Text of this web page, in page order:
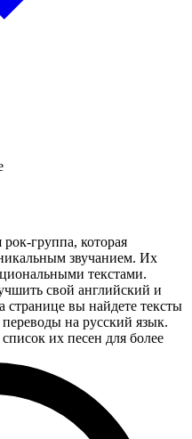
группа, которая
звучанием. Их
текстами.
свой английский и
вы найдете тексты
на русский язык.
их песен для более